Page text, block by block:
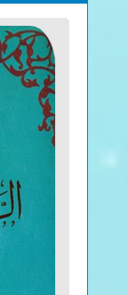
labrax
injection